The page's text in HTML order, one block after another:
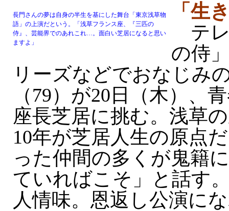
長門さんの夢は自身の半生を基にした舞台「東京浅草物
語」の上演だという。「浅草フランス座、『三匹の
侍』、芸能界でのあれこれ…。面白い芝居になると思い
ますよ」
「生
テレ
の侍
リーズなどでおなじみ
（79）が20日（木）、
座長芝居に挑む。浅草
10年が芝居人生の原点
った仲間の多くが鬼籍
ていればこそ」と話す
人情味。恩返し公演に